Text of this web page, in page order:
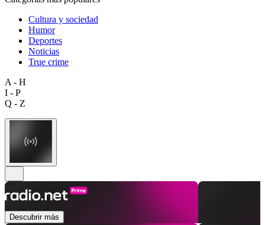
Cultura y sociedad
Humor
Deportes
Noticias
True crime
A - H
I - P
Q - Z
Descubrir más